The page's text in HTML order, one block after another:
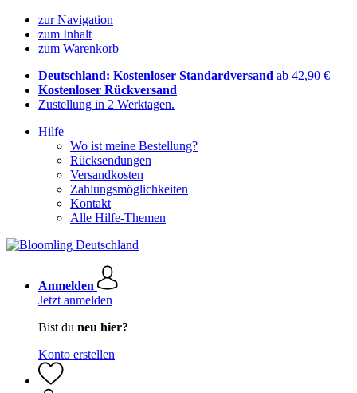
zur Navigation
zum Inhalt
zum Warenkorb
Deutschland: Kostenloser Standardversand ab 42,90 €
Kostenloser Rückversand
Zustellung in 2 Werktagen.
Hilfe
Wo ist meine Bestellung?
Rücksendungen
Versandkosten
Zahlungsmöglichkeiten
Kontakt
Alle Hilfe-Themen
Anmelden
Jetzt anmelden
Bist du neu hier?
Konto erstellen